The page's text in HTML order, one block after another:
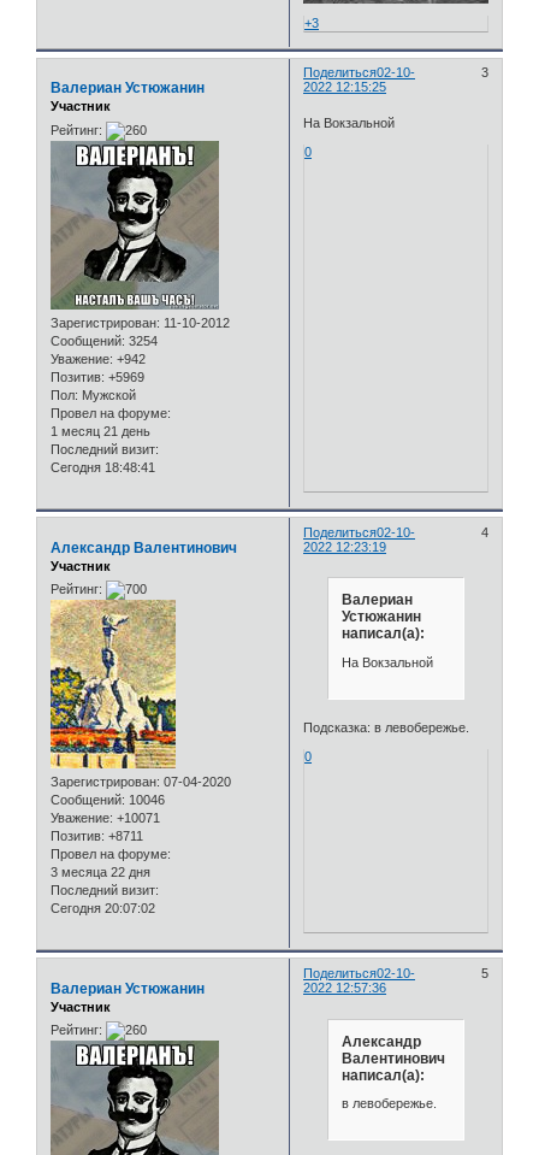
+3
Поделиться 3
02-10-
2022 12:15:25
Валериан Устюжанин
Участник
Рейтинг:
Зарегистрирован: 11-10-2012
Сообщений: 3254
Уважение: +942
Позитив: +5969
Пол: Мужской
Провел на форуме:
1 месяц 21 день
Последний визит:
Сегодня 18:48:41
На Вокзальной
0
Поделиться 4
02-10-
2022 12:23:19
Александр Валентинович
Участник
Рейтинг:
Зарегистрирован: 07-04-2020
Сообщений: 10046
Уважение: +10071
Позитив: +8711
Провел на форуме:
3 месяца 22 дня
Последний визит:
Сегодня 20:07:02
Валериан
Устюжанин
написал(а):
На Вокзальной
Подсказка: в левобережье.
0
Поделиться 5
02-10-
2022 12:57:36
Валериан Устюжанин
Участник
Рейтинг:
Александр
Валентинович
написал(а):
в левобережье.